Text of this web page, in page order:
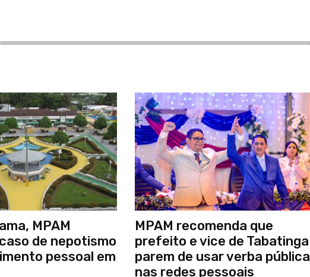
MPAM
de nepotismo
pessoal em
MPAM recomenda que
prefeito e vice de Tabatinga
parem de usar verba pública
nas redes pessoais